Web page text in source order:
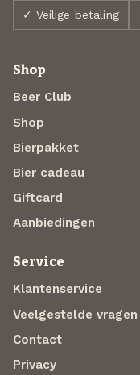
✓ Veilige betaling
Shop
Beer Club
Shop
Bierpakket
Bier cadeau
Giftcard
Aanbiedingen
Service
Klantenservice
Veelgestelde vragen
Contact
Privacy